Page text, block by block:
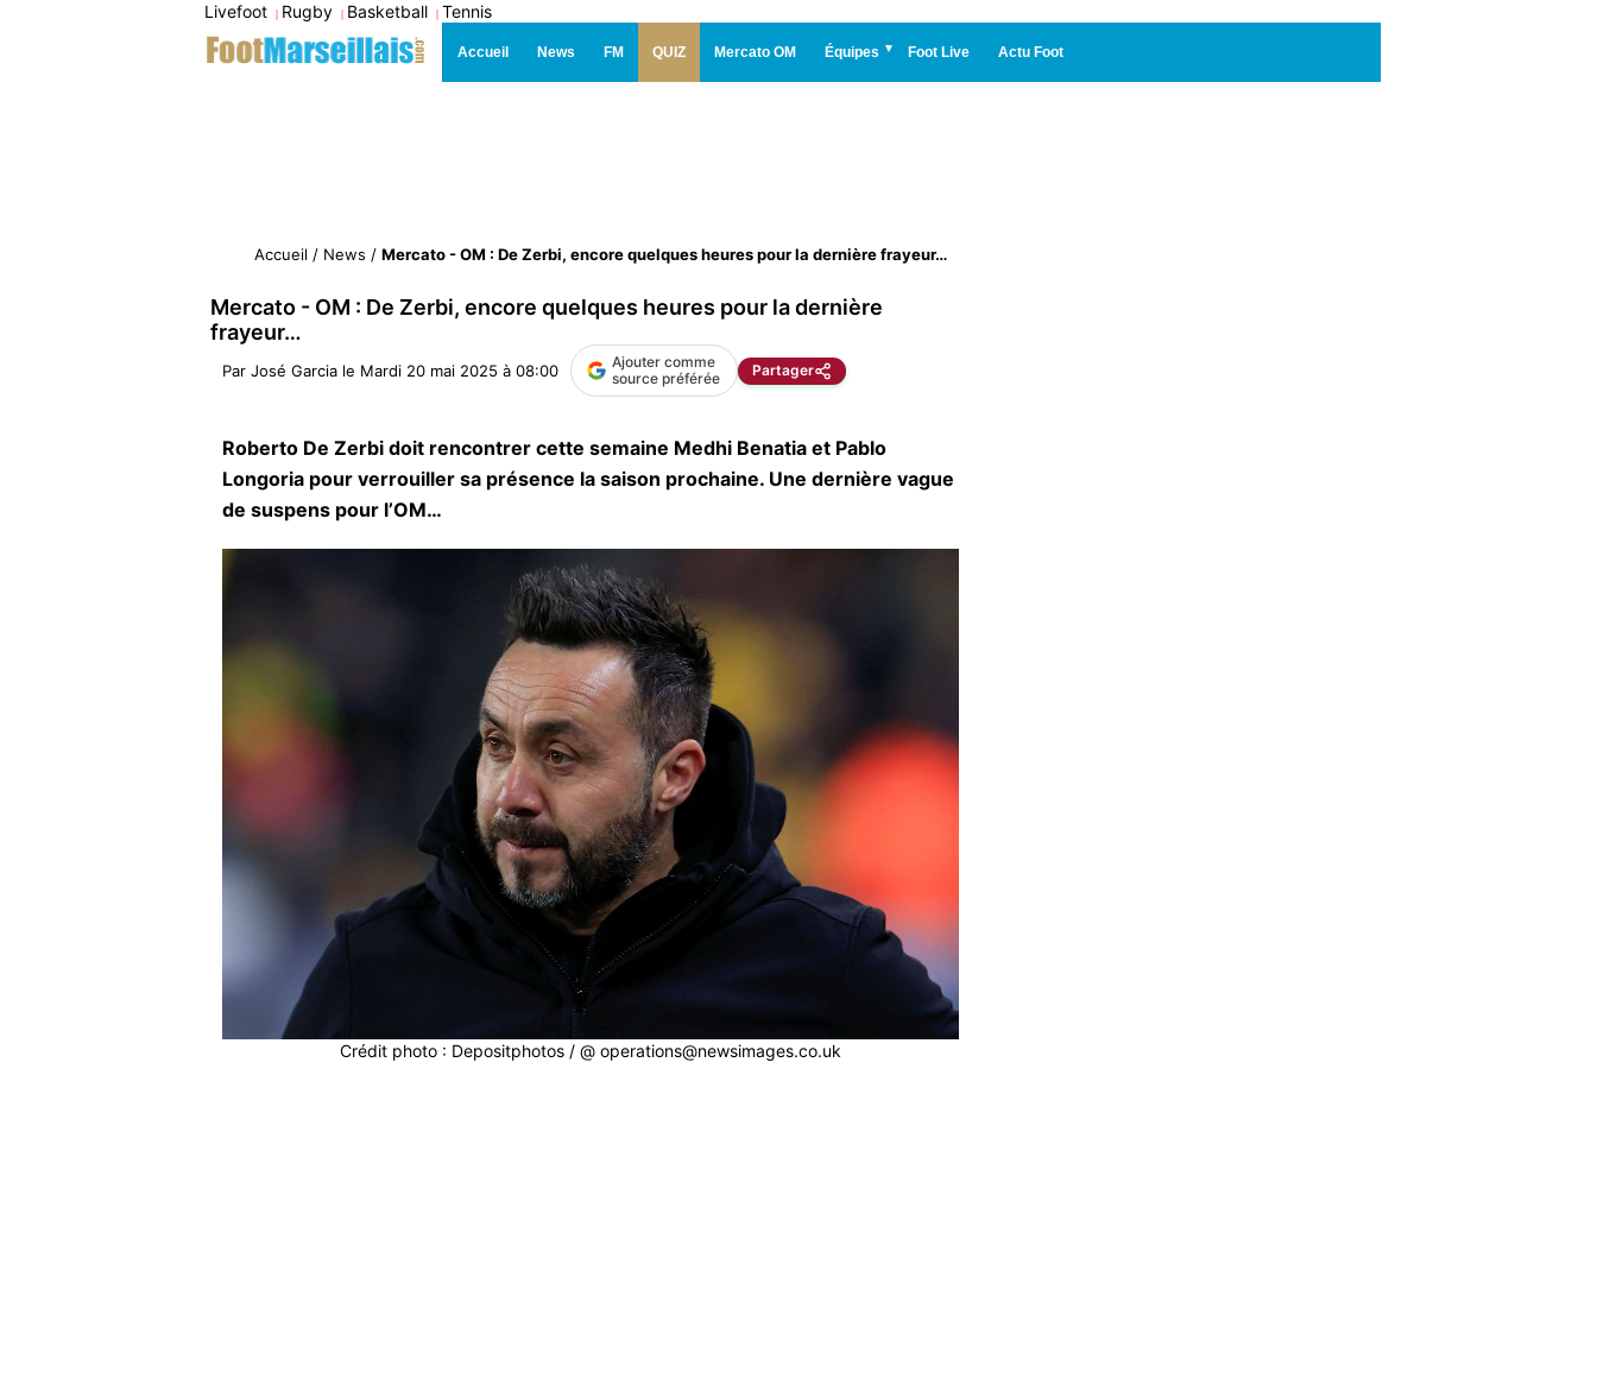
Livefoot | Rugby | Basketball | Tennis
Accueil News FM QUIZ Mercato OM Équipes Foot Live Actu Foot
Accueil / News / Mercato - OM : De Zerbi, encore quelques heures pour la dernière frayeur…
Mercato - OM : De Zerbi, encore quelques heures pour la dernière
frayeur…
Par José Garcia le Mardi 20 mai 2025 à 08:00
Ajouter comme
source préférée
Partager
Roberto De Zerbi doit rencontrer cette semaine Medhi Benatia et Pablo
Longoria pour verrouiller sa présence la saison prochaine. Une dernière vague
de suspens pour l’OM…
Crédit photo : Depositphotos / @ operations@newsimages.co.uk